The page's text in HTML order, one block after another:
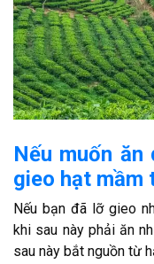
Nếu muốn
gieo hạt mầm
Nếu bạn đã lỡ gieo
khi sau này phải ăn
sau này bắt nguồn từ